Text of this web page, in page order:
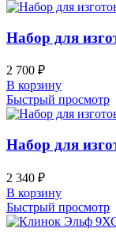
Набор для
2 700 ₽
В корзину
Быстрый просмотр
Набор для
2 340 ₽
В корзину
Быстрый просмотр